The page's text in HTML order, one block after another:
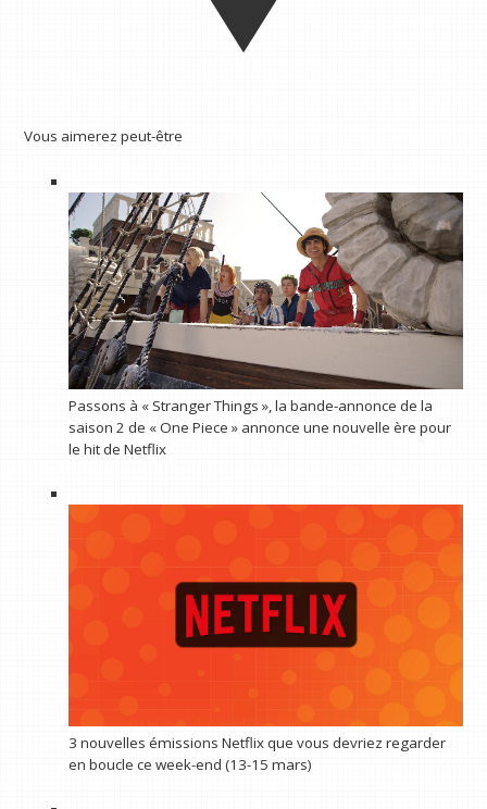
Vous aimerez peut-être
Passons à « Stranger Things », la bande-annonce de la
saison 2 de « One Piece » annonce une nouvelle ère pour
le hit de Netflix
3 nouvelles émissions Netflix que vous devriez regarder
en boucle ce week-end (13-15 mars)